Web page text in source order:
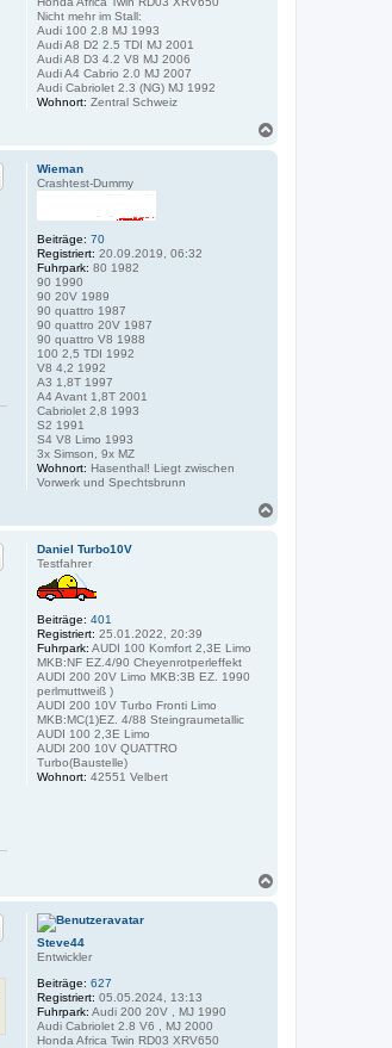
l
t
o
Nicht mehr im Stall:
Audi 100 2.8 MJ 1993
Audi A8 D2 2.5 TDI MJ 2001
Audi A8 D3 4.2 V8 MJ 2006
Audi A4 Cabrio 2.0 MJ 2007
Audi Cabriolet 2.3 (NG) MJ 1992
Wohnort: Zentral Schweiz
Wieman
Crashtest-Dummy
Beiträge: 70
Registriert: 20.09.2019, 06:32
Fuhrpark: 80 1982
90 1990
90 20V 1989
90 quattro 1987
90 quattro 20V 1987
90 quattro V8 1988
100 2,5 TDI 1992
V8 4,2 1992
A3 1,8T 1997
A4 Avant 1,8T 2001
Cabriolet 2,8 1993
S2 1991
S4 V8 Limo 1993
3x Simson, 9x MZ
Wohnort: Hasenthal! Liegt zwischen
Vorwerk und Spechtsbrunn
Daniel Turbo10V
Testfahrer
Beiträge: 401
Registriert: 25.01.2022, 20:39
Fuhrpark: AUDI 100 Komfort 2,3E Limo
MKB:NF EZ.4/90 Cheyenrotperleffekt
AUDI 200 20V Limo MKB:3B EZ. 1990
perlmuttweiß )
AUDI 200 10V Turbo Fronti Limo
MKB:MC(1)EZ. 4/88 Steingraumetallic
AUDI 100 2,3E Limo
AUDI 200 10V QUATTRO
Turbo(Baustelle)
Wohnort: 42551 Velbert
Steve44
Entwickler
Beiträge: 627
Registriert: 05.05.2024, 13:13
Fuhrpark: Audi 200 20V , MJ 1990
Audi Cabriolet 2.8 V6 , MJ 2000
Honda Africa Twin RD03 XRV650